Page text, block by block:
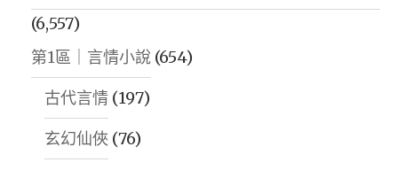
(6,557)
第1區｜言情小說 (654)
古代言情 (197)
玄幻仙俠 (76)